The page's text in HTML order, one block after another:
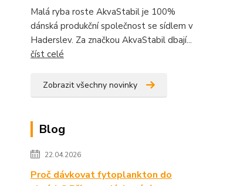
Malá ryba roste AkvaStabil je 100%
dánská produkční společnost se sídlem v
Haderslev. Za značkou AkvaStabil dbají...
číst celé
Zobrazit všechny novinky
Blog
22.04.2026
Proč dávkovat fytoplankton do